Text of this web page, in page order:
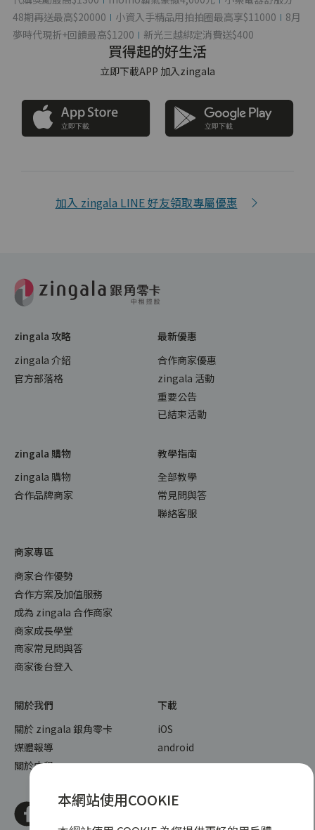
48期再送最高$20000
小資入手精品用拍拍圈最高享$11000
8月
夢時代現折+回饋最高$1200
新光三越綁定消費送$400
買得起的好生活
立即下載APP 加入zingala
加入 zingala LINE 好友領取專屬優惠
zingala 攻略
zingala 介紹
官方部落格
最新優惠
合作商家優惠
zingala 活動
重要公告
已結束活動
zingala 購物
zingala 購物
合作品牌商家
教學指南
全部教學
常見問與答
聯絡客服
商家專區
商家合作優勢
合作方案及加值服務
成為 zingala 合作商家
商家成長學堂
商家常見問與答
商家後台登入
關於我們
關於 zingala 銀角零卡
媒體報導
關於中租
下載
iOS
android
本網站使用COOKIE